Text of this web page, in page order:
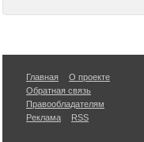
Главная
О проекте
Обратная связь
Правообладателям
Реклама
RSS